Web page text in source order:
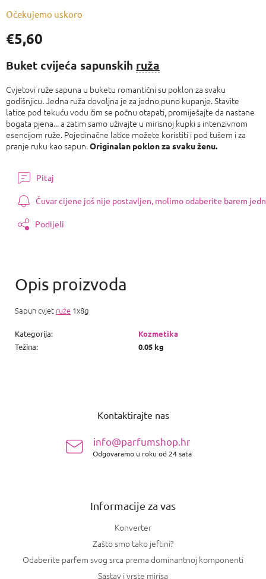
€5,60
Izmjeri
cijenu:
Očekujemo uskoro
Buket cvijeća sapunskih ruža
Cvjetovi ruže sapuna u buketu romantični su poklon za svaku
godišnjicu. Jedna ruža dovoljna je za jedno puno kupanje. Stavite
latice pod tekuću vodu čim se počnu otapati, promiješajte da nastane
bogata pjena... a zatim samo uživajte u mirisnoj kupki s intenzivnom
esencijom ruže. Pojedinačne latice možete koristiti i pod tušem i za
pranje ruku kao sapun.Originalan poklon za svaku ženu.
Pitaj
Čuvar cijene još nije postavljen, molimo odaberite barem
Podijeli
Sapun cvjet ruže 1x8g
Kategorija:
Kozmetika
Težina: 0.05 kg
Kontaktirajte nas
info@parfumshop.hr
Odgovaramo u roku od 24 sata
Informacije za vas
Konverter
Zašto smo tako jeftini?
Odaberite parfem svog srca prema dominantnoj komponenti
Sastav i vrste mirisa